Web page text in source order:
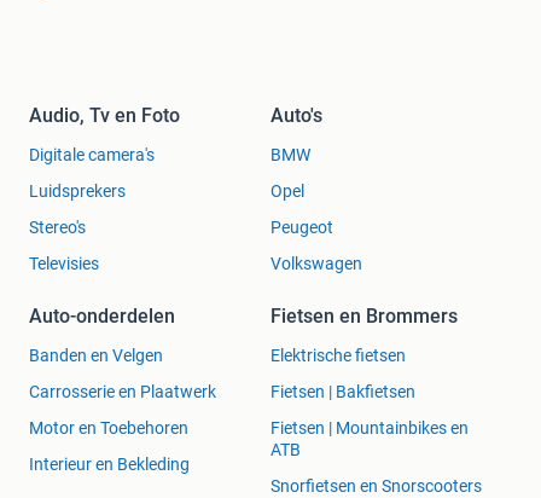
Audio, Tv en Foto
Digitale camera's
Luidsprekers
Stereo's
Televisies
Auto's
BMW
Opel
Peugeot
Volkswagen
Auto-onderdelen
Banden en Velgen
Carrosserie en Plaatwerk
Motor en Toebehoren
Interieur en Bekleding
Fietsen en Brommers
Elektrische fietsen
Fietsen | Bakfietsen
Fietsen | Mountainbikes en
ATB
Snorfietsen en Snorscooters